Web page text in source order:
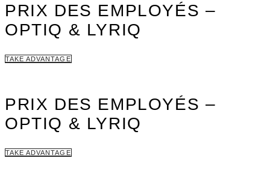
PRIX DES EMPLOYÉS –
OPTIQ & LYRIQ
TAKE ADVANTAGE
PRIX DES EMPLOYÉS –
OPTIQ & LYRIQ
TAKE ADVANTAGE